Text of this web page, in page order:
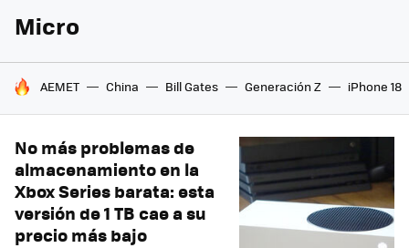
Micro
HOY SE HABLA DE
AEMET China Bill Gates Generación Z iPhone 18
No más problemas de
almacenamiento en la
Xbox Series barata: esta
versión de 1 TB cae a su
precio más bajo